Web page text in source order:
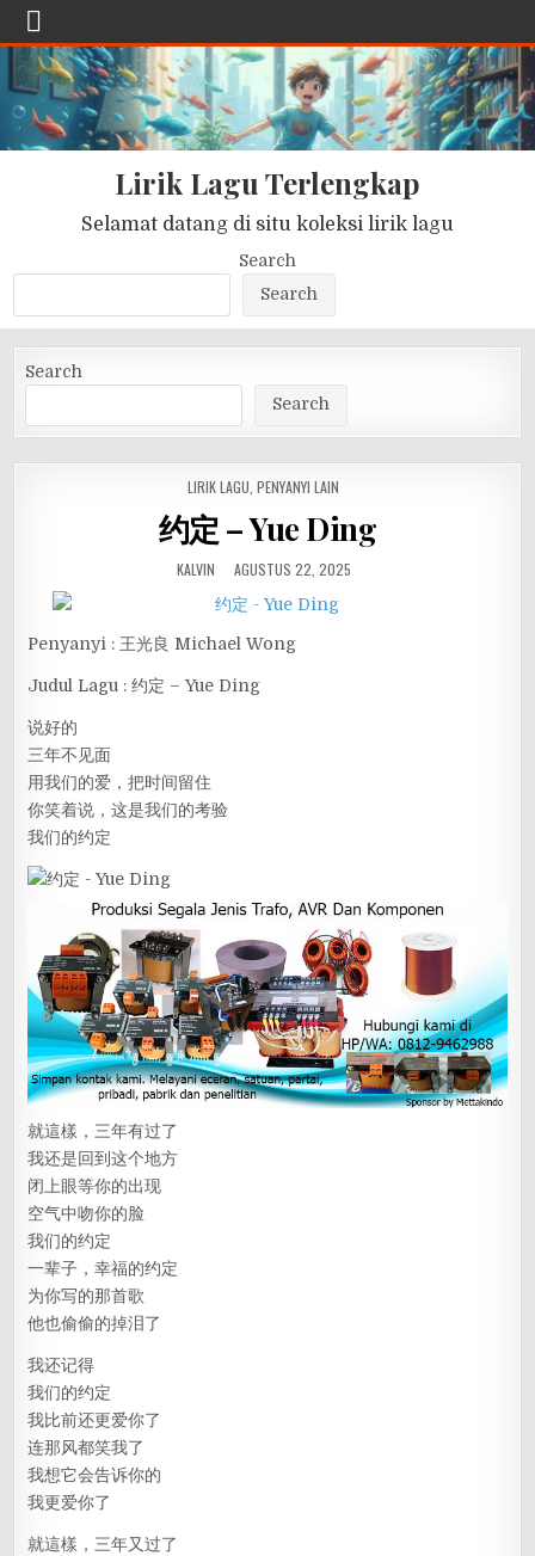
Lirik Lagu Terlengkap
Selamat datang di situ koleksi lirik lagu
Search
Search
Search
Search
POSTED
LIRIK LAGU PENYANYI LAIN
约定 – Yue Ding
KALVIN AGUSTUS 22, 2025
Penyanyi : 王光良 Michael Wong
Judul Lagu : 约定 – Yue Ding
说好的
三年不见面
用我们的爱，把时间留住
你笑着说，这是我们的考验
我们的约定
就這樣，三年有过了
我还是回到这个地方
闭上眼等你的出现
空气中吻你的脸
我们的约定
一辈子，幸福的约定
为你写的那首歌
他也偷偷的掉泪了
我还记得
我们的约定
我比前还更爱你了
连那风都笑我了
我想它会告诉你的
我更爱你了
就這樣，三年又过了